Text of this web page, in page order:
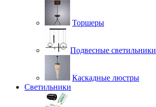
Торшеры
Подвесные светильники
Каскадные люстры
Светильники